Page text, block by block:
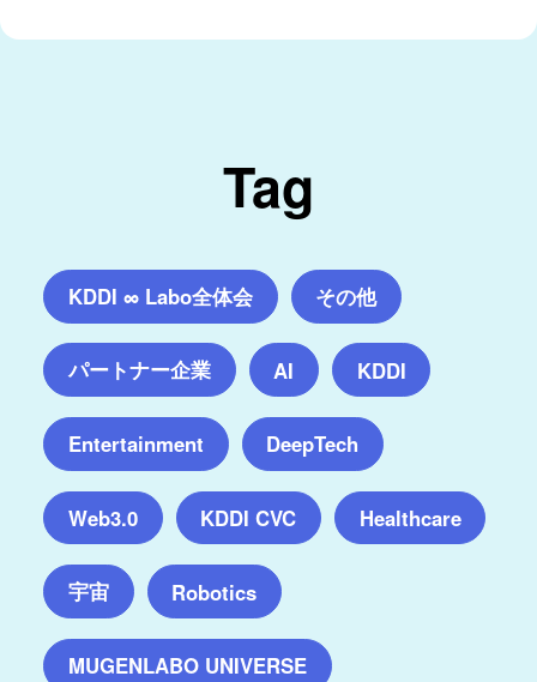
Tag
KDDI ∞ Labo全体会 その他
パートナー企業 AI KDDI
Entertainment DeepTech
Web3.0 KDDI CVC Healthcare
宇宙 Robotics
MUGENLABO UNIVERSE